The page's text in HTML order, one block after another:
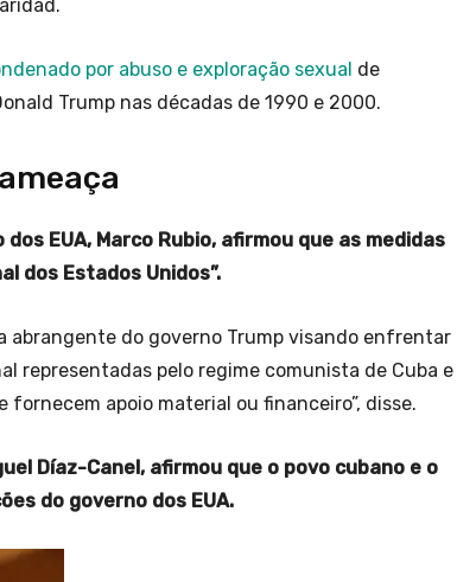
por abuso e exploração sexual de
Trump nas décadas de 1990 e 2000.
EUA, Marco Rubio, afirmou que as medidas
dos Estados Unidos”.
abrangente do governo Trump visando enfrentar
representadas pelo regime comunista de Cuba e
apoio material ou financeiro”, disse.
Díaz-Canel, afirmou que o povo cubano e o
do governo dos EUA.